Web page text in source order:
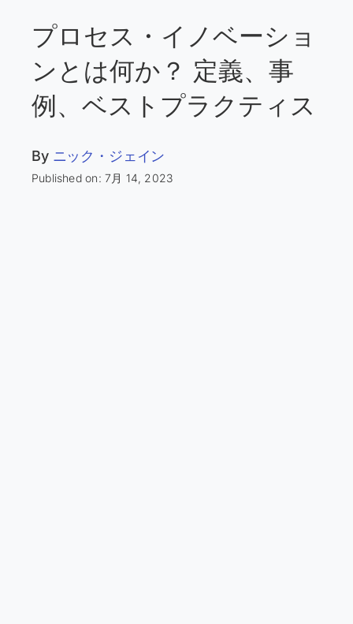
プロセス・イノベーショ
ンとは何か？ 定義、事
例、ベストプラクティス
By ニック・ジェイン
Published on: 7月 14, 2023